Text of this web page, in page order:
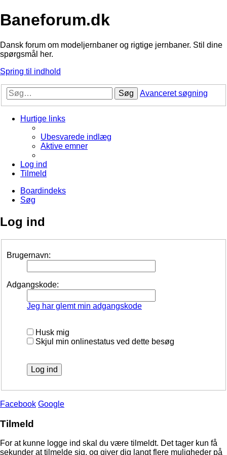
Baneforum.dk
Dansk forum om modeljernbaner og rigtige jernbaner. Stil dine
spørgsmål her.
Spring til indhold
Søg Avanceret søgning
Hurtige links
Ubesvarede indlæg
Aktive emner
Log ind
Tilmeld
Boardindeks
Søg
Log ind
Brugernavn:
Adgangskode:
Jeg har glemt min adgangskode
Husk mig
Skjul min onlinestatus ved dette besøg
Facebook Google
Tilmeld
For at kunne logge ind skal du være tilmeldt. Det tager kun få
sekunder at tilmelde sig, og giver dig langt flere muligheder på